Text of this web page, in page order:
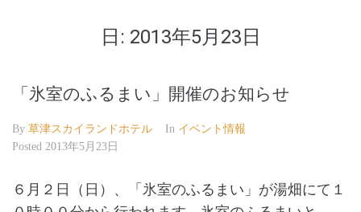
日: 2013年5月23日
「氷室のふるまい」開催のお知らせ
By 草津スカイランドホテル In イベント情報
Posted 2013年5月23日
６月２日（日）、「氷室のふるまい」が湯畑にて１